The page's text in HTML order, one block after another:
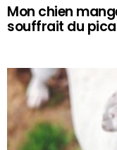
Mon chien
souffrait du